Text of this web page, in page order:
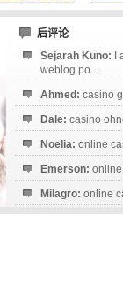
后评论
Sejarah Kuno:
weblog po...
Ahmed: casino
Dale: casino
Noelia: online
Emerson:
Milagro: online